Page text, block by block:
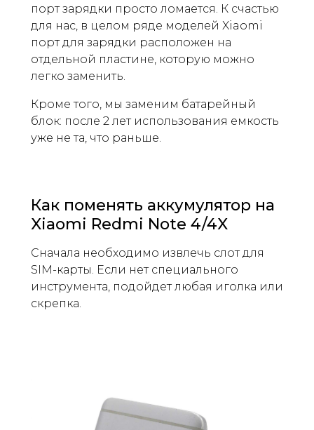
порт зарядки просто ломается. К счастью
для нас, в целом ряде моделей Xiaomi
порт для зарядки расположен на
отдельной пластине, которую можно
легко заменить.
Кроме того, мы заменим батарейный
блок: после 2 лет использования емкость
уже не та, что раньше.
Как поменять аккумулятор на
Xiaomi Redmi Note 4/4X
Сначала необходимо извлечь слот для
SIM-карты. Если нет специального
инструмента, подойдет любая иголка или
скрепка.